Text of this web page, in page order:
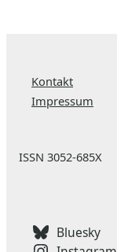
Kontakt
Impressum
ISSN 3052-685X
Bluesky